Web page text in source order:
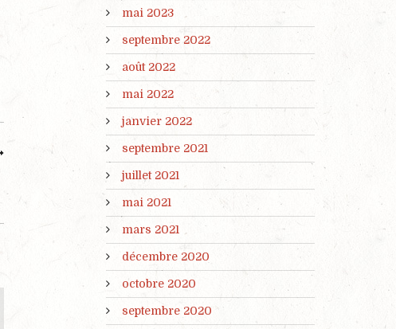
mai 2023
septembre 2022
août 2022
mai 2022
janvier 2022
septembre 2021
juillet 2021
mai 2021
mars 2021
décembre 2020
octobre 2020
septembre 2020